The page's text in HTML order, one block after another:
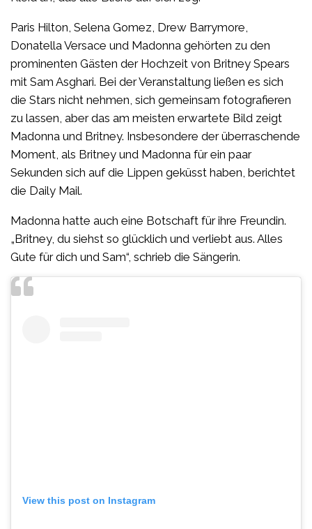
Paris Hilton, Selena Gomez, Drew Barrymore,
Donatella Versace und Madonna gehörten zu den
prominenten Gästen der Hochzeit von Britney Spears
mit Sam Asghari. Bei der Veranstaltung ließen es sich
die Stars nicht nehmen, sich gemeinsam fotografieren
zu lassen, aber das am meisten erwartete Bild zeigt
Madonna und Britney. Insbesondere der überraschende
Moment, als Britney und Madonna für ein paar
Sekunden sich auf die Lippen geküsst haben, berichtet
die Daily Mail.
Madonna hatte auch eine Botschaft für ihre Freundin.
„Britney, du siehst so glücklich und verliebt aus. Alles
Gute für dich und Sam“, schrieb die Sängerin.
View this post on Instagram